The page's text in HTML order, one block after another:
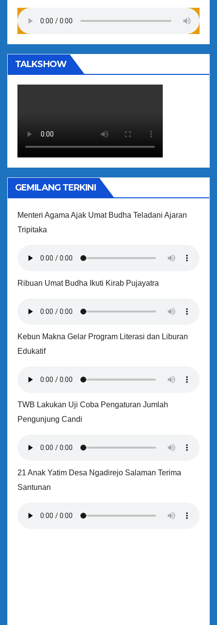
TALKSHOW
GEMILANG TERKINI
Menteri Agama Ajak Umat Budha Teladani Ajaran
Tripitaka
Ribuan Umat Budha Ikuti Kirab Pujayatra
Kebun Makna Gelar Program Literasi dan Liburan
Edukatif
TWB Lakukan Uji Coba Pengaturan Jumlah
Pengunjung Candi
21 Anak Yatim Desa Ngadirejo Salaman Terima
Santunan